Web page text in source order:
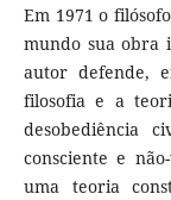
Em 1971 o
mundo sua obra
autor defende,
filosofia e a
desobediência
consciente e
uma teoria